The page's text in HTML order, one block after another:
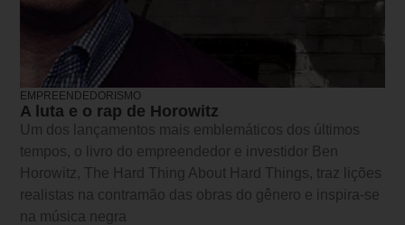
EMPREENDEDORISMO
A luta e o rap de Horowitz
Um dos lançamentos mais emblemáticos dos últimos
tempos, o livro do empreendedor e investidor Ben
Horowitz, The Hard Thing About Hard Things, traz lições
realistas na contramão das obras do gênero e inspira-se
na música negra